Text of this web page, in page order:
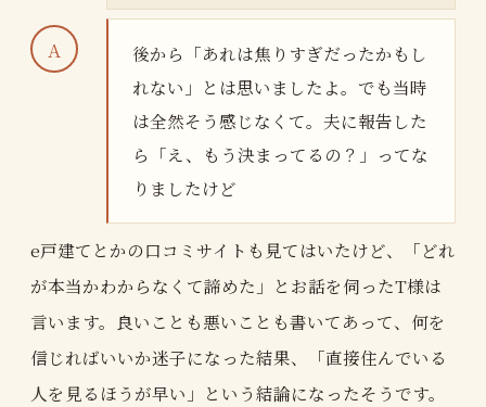
後から「あれは焦りすぎだったかもし
れない」とは思いましたよ。でも当時
は全然そう感じなくて。夫に報告した
ら「え、もう決まってるの？」ってな
りましたけど
e戸建てとかの口コミサイトも見てはいたけど、「どれ
が本当かわからなくて諦めた」とお話を伺ったT様は
言います。良いことも悪いことも書いてあって、何を
信じればいいか迷子になった結果、「直接住んでいる
人を見るほうが早い」という結論になったそうです。